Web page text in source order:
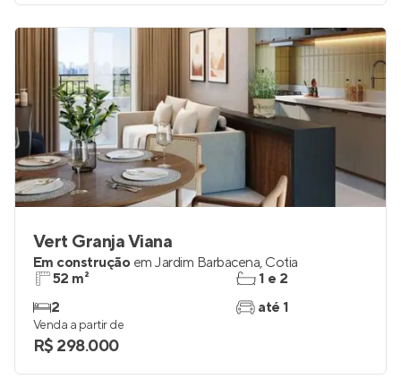
Vert Granja Viana
Em construção em Jardim Barbacena, Cotia
52 m²
2
1 e 2
até 1
Venda a partir de
R$ 298.000